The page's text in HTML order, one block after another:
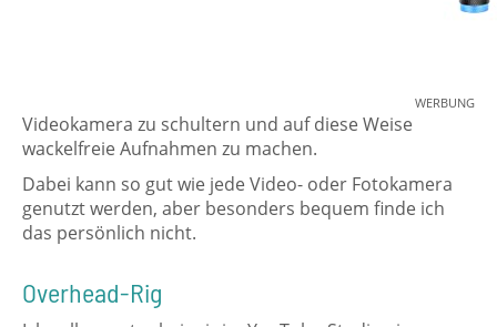
WERBUNG
Videokamera zu schultern und auf diese Weise
wackelfreie Aufnahmen zu machen.
Dabei kann so gut wie jede Video- oder Fotokamera
genutzt werden, aber besonders bequem finde ich
das persönlich nicht.
Overhead-Rig